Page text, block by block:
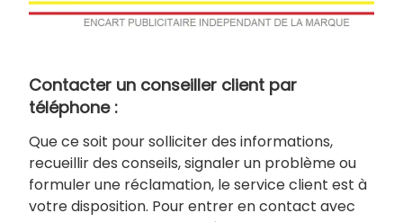
Contacter un conseiller client par
téléphone :
Que ce soit pour solliciter des informations,
recueillir des conseils, signaler un problème ou
formuler une réclamation, le service client est à
votre disposition. Pour entrer en contact avec